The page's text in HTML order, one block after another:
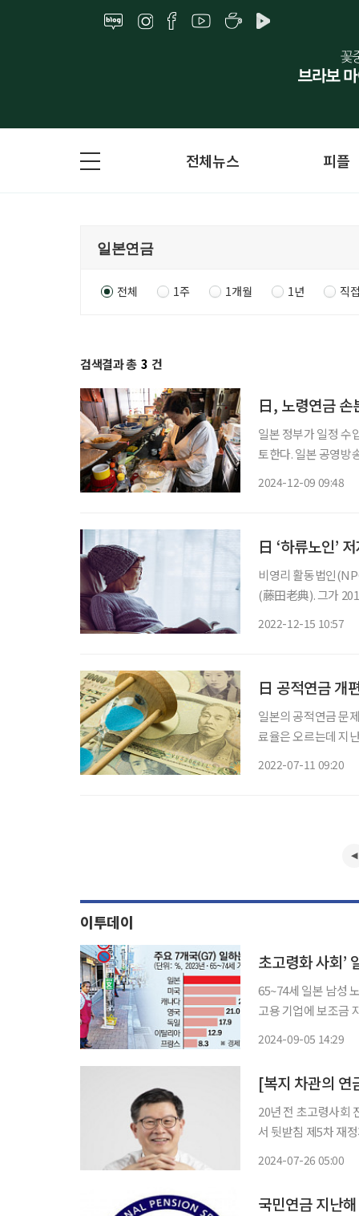
전체뉴스 피플
전체 1주 1개월 1년 직
검색결과 총 3 건
日, 노령연금 손
일본 정부가 일정 수
토한다. 일본 공영방송 NHK에 따르면 후생노동성은 고령자의 일하는 의욕을 꺾지 않도록 감
2024-12-09 09:48
日 ‘하류노인’
비영리 활동법인
(藤田老典). 그가
2022-12-15 10:57
日 공적연금 개
일본의 공적연금 문
료율은 오르는데 지
2022-07-11 09:20
이투데이
65~74세 일본 남성
고용 기업에 보조금
2024-09-05 14:29
[복지 차관의
20년 전 초고령사회
서 뒷받침 제5차 재정계산 등 연금개혁을 앞두고 일본의 사례를 살피고자 2022년 말 도쿄에
2024-07-26 05:00
국민연금 지난